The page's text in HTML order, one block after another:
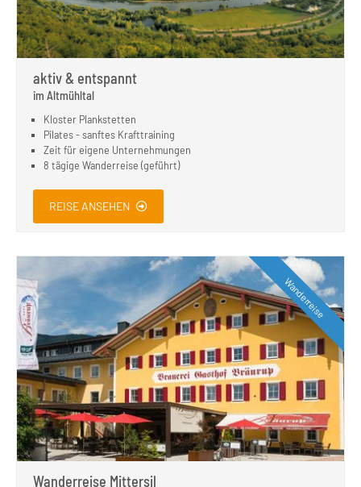
aktiv & entspannt
im Altmühltal
Kloster Plankstetten
Pilates - sanftes Krafttraining
Zeit für eigene Unternehmungen
8 tägige Wanderreise (geführt)
REISE ANSEHEN
Wanderreise
Wanderreise Mittersil